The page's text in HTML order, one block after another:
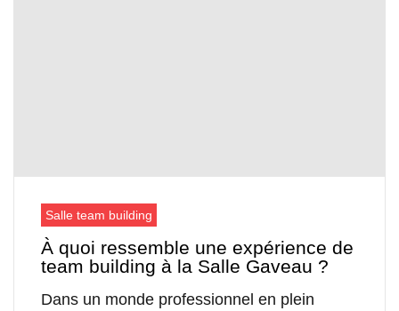
Salle team building
À quoi ressemble une expérience de
team building à la Salle Gaveau ?
Dans un monde professionnel en plein